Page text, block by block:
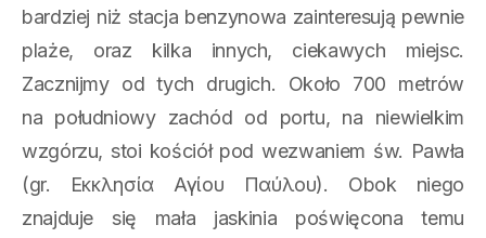
bardziej niż stacja benzynowa zainteresują pewnie
plaże, oraz kilka innych, ciekawych miejsc.
Zacznijmy od tych drugich. Około 700 metrów
na południowy zachód od portu, na niewielkim
wzgórzu, stoi kościół pod wezwaniem św. Pawła
(gr. Εκκλησία Αγίου Παύλου). Obok niego
znajduje się mała jaskinia poświęcona temu